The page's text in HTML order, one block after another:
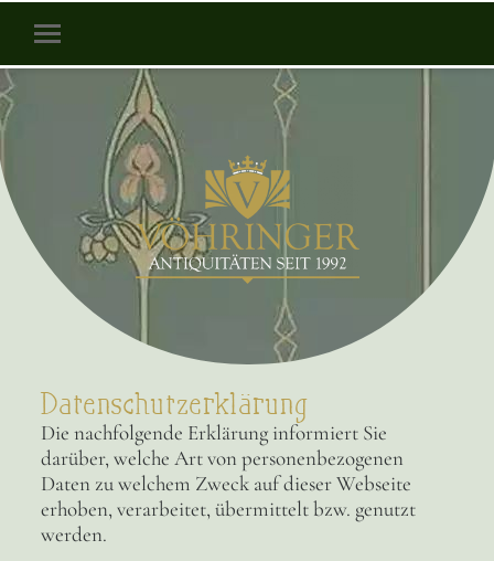
Datenschutzerklärung
Die nachfolgende Erklärung informiert Sie
darüber, welche Art von personenbezogenen
Daten zu welchem Zweck auf dieser Webseite
erhoben, verarbeitet, übermittelt bzw. genutzt
werden.